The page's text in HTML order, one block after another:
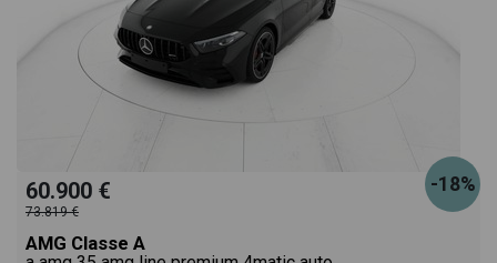
-18%
60.900 €
73.819 €
AMG Classe A